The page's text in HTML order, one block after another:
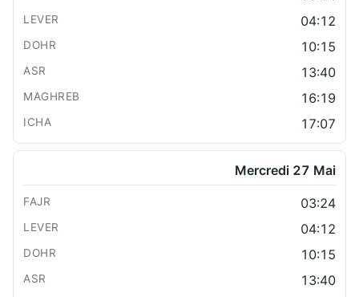
04:12
10:15
13:40
16:19
17:07
Mercredi 27 Mai
03:24
04:12
10:15
13:40